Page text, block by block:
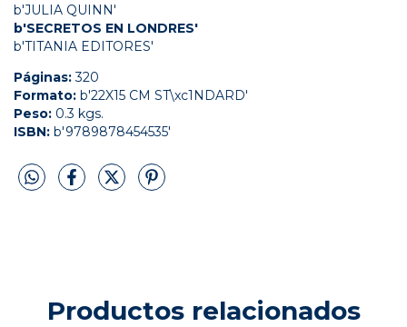
b'JULIA QUINN'
b'SECRETOS EN LONDRES'
b'TITANIA EDITORES'
Páginas:320
Formato: b'22X15 CM ST\xc1NDARD'
Peso: 0.3 kgs.
ISBN: b'9789878454535'
Productos relacionados